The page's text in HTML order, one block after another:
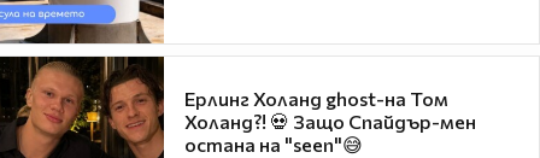
Ерлинг Холанд ghost-на Том
Холанд?! 💀 Защо Спайдър-мен
остана на "seen"😅